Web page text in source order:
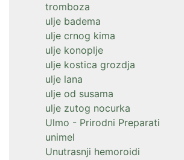
tromboza
ulje badema
ulje crnog kima
ulje konoplje
ulje kostica grozdja
ulje lana
ulje od susama
ulje zutog nocurka
Ulmo - Prirodni Preparati
unimel
Unutrasnji hemoroidi